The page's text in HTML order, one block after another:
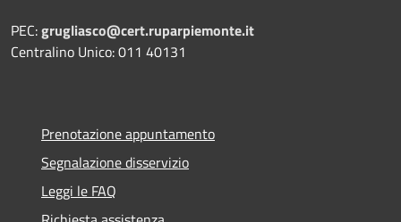
PEC:grugliasco@cert.ruparpiemonte.it
Centralino Unico: 011 40131
Prenotazione appuntamento
Segnalazione disservizio
Leggi le FAQ